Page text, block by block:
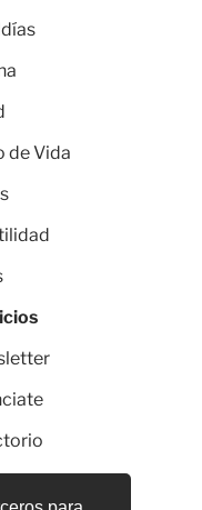
de Vida